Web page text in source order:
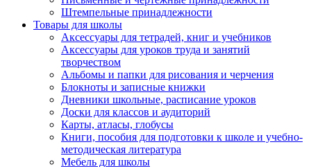
Штемпельные принадлежности
Товары для школы
Аксессуары для тетрадей, книг и учебников
Аксессуары для уроков труда и занятий
творчеством
Альбомы и папки для рисования и черчения
Блокноты и записные книжки
Дневники школьные, расписание уроков
Доски для классов и аудиторий
Карты, атласы, глобусы
Книги, пособия для подготовки к школе и учебно-
методическая литература
Мебель для школы